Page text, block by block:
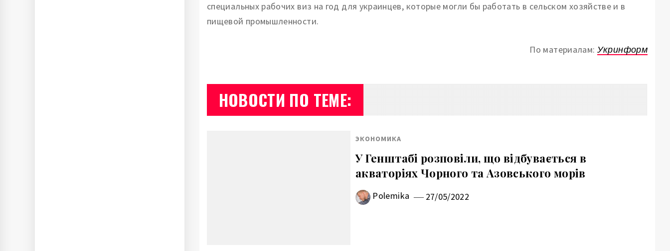
специальных рабочих виз на год для украинцев, которые могли бы работать в сельском хозяйстве и в
пищевой промышленности.
По материалам: Укринформ
НОВОСТИ ПО ТЕМЕ:
ЭКОНОМИКА
У Генштабі розповіли, що відбувається в
акваторіях Чорного та Азовського морів
Polemika 27/05/2022